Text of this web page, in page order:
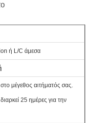
ή L/C άμεσα
μέγεθος αιτήματός σας.
25 ημέρες για την